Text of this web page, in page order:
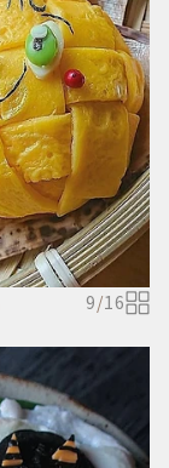
9/16